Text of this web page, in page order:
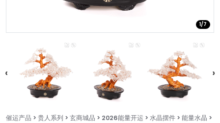
1/7
催运产品 > 贵人系列 > 玄商城品 > 2026能量开运 > 水晶摆件 > 能量水晶 >